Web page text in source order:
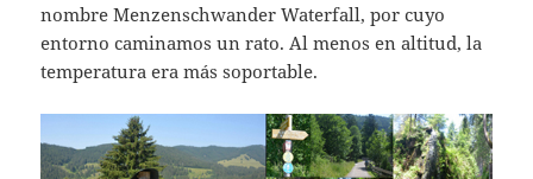
nombre Menzenschwander Waterfall, por cuyo
entorno caminamos un rato. Al menos en altitud, la
temperatura era más soportable.